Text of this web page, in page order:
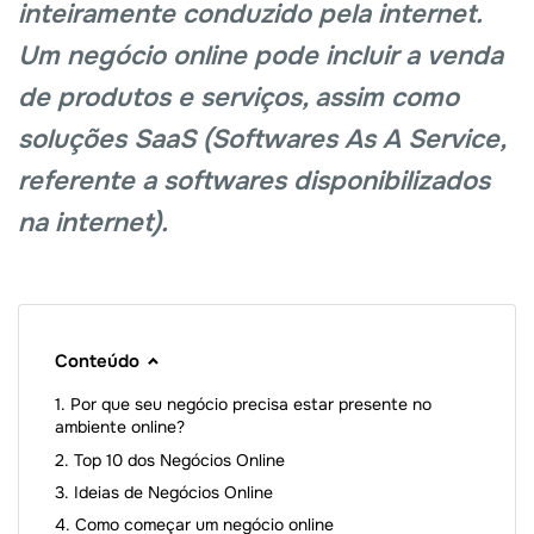
inteiramente conduzido pela internet.
Um negócio online pode incluir a venda
de produtos e serviços, assim como
soluções SaaS (Softwares As A Service,
referente a softwares disponibilizados
na internet).
Conteúdo
Por que seu negócio precisa estar presente no
ambiente online?
Top 10 dos Negócios Online
Ideias de Negócios Online
Como começar um negócio online